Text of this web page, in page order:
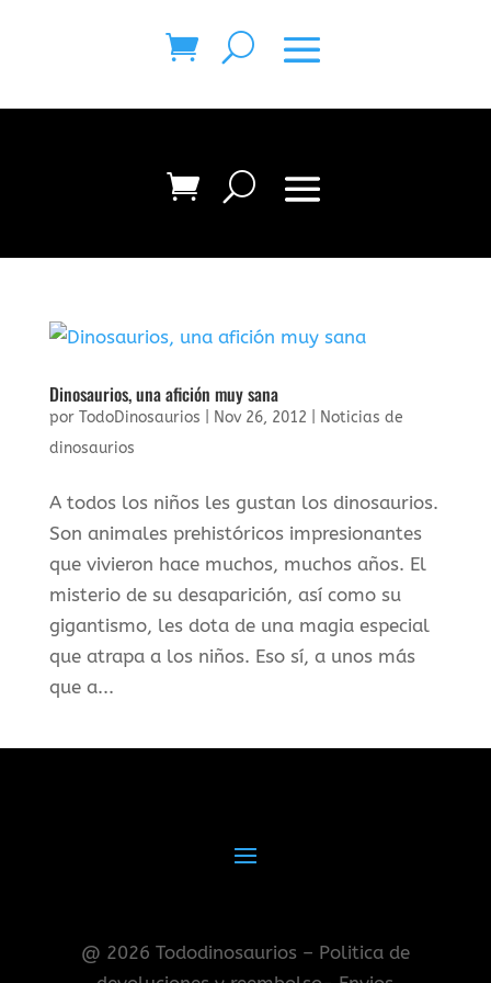
Dinosaurios, una afición muy sana
por TodoDinosaurios Nov 26, 2012
Noticias de
dinosaurios
A todos los niños les gustan los dinosaurios.
Son animales prehistóricos impresionantes
que vivieron hace muchos, muchos años. El
misterio de su desaparición, así como su
gigantismo, les dota de una magia especial
que atrapa a los niños. Eso sí, a unos más
que a...
@ 2026 Tododinosaurios – Politica de